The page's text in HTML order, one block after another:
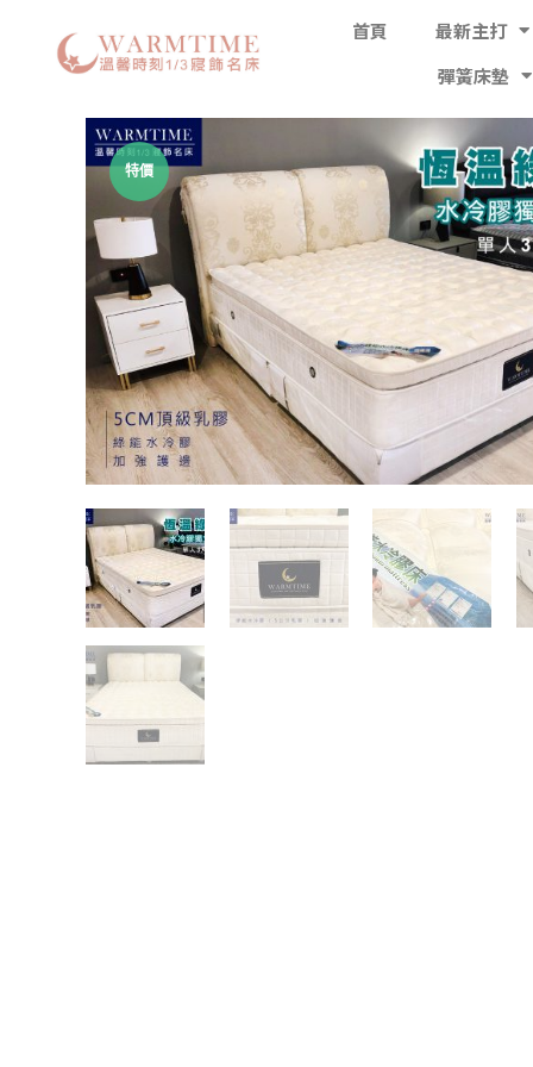
首頁
最新主打
彈簧床墊
特價